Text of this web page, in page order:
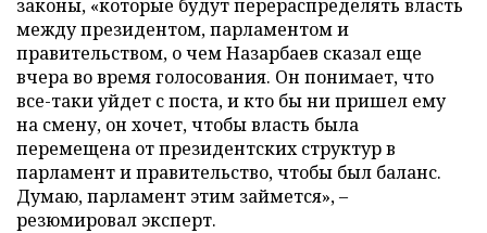
законы, «которые будут перераспределять власть
между президентом, парламентом и
правительством, о чем Назарбаев сказал еще
вчера во время голосования. Он понимает, что
все-таки уйдет с поста, и кто бы ни пришел ему
на смену, он хочет, чтобы власть была
перемещена от президентских структур в
парламент и правительство, чтобы был баланс.
Думаю, парламент этим займется», –
резюмировал эксперт.